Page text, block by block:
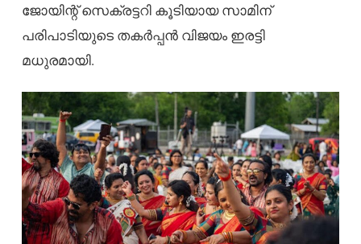
ജോയിന്റ് സെക്രട്ടറി കൂടിയായ സാമിന്
പരിപാടിയുടെ തകർപ്പൻ വിജയം ഇരട്ടി
മധുരമായി.